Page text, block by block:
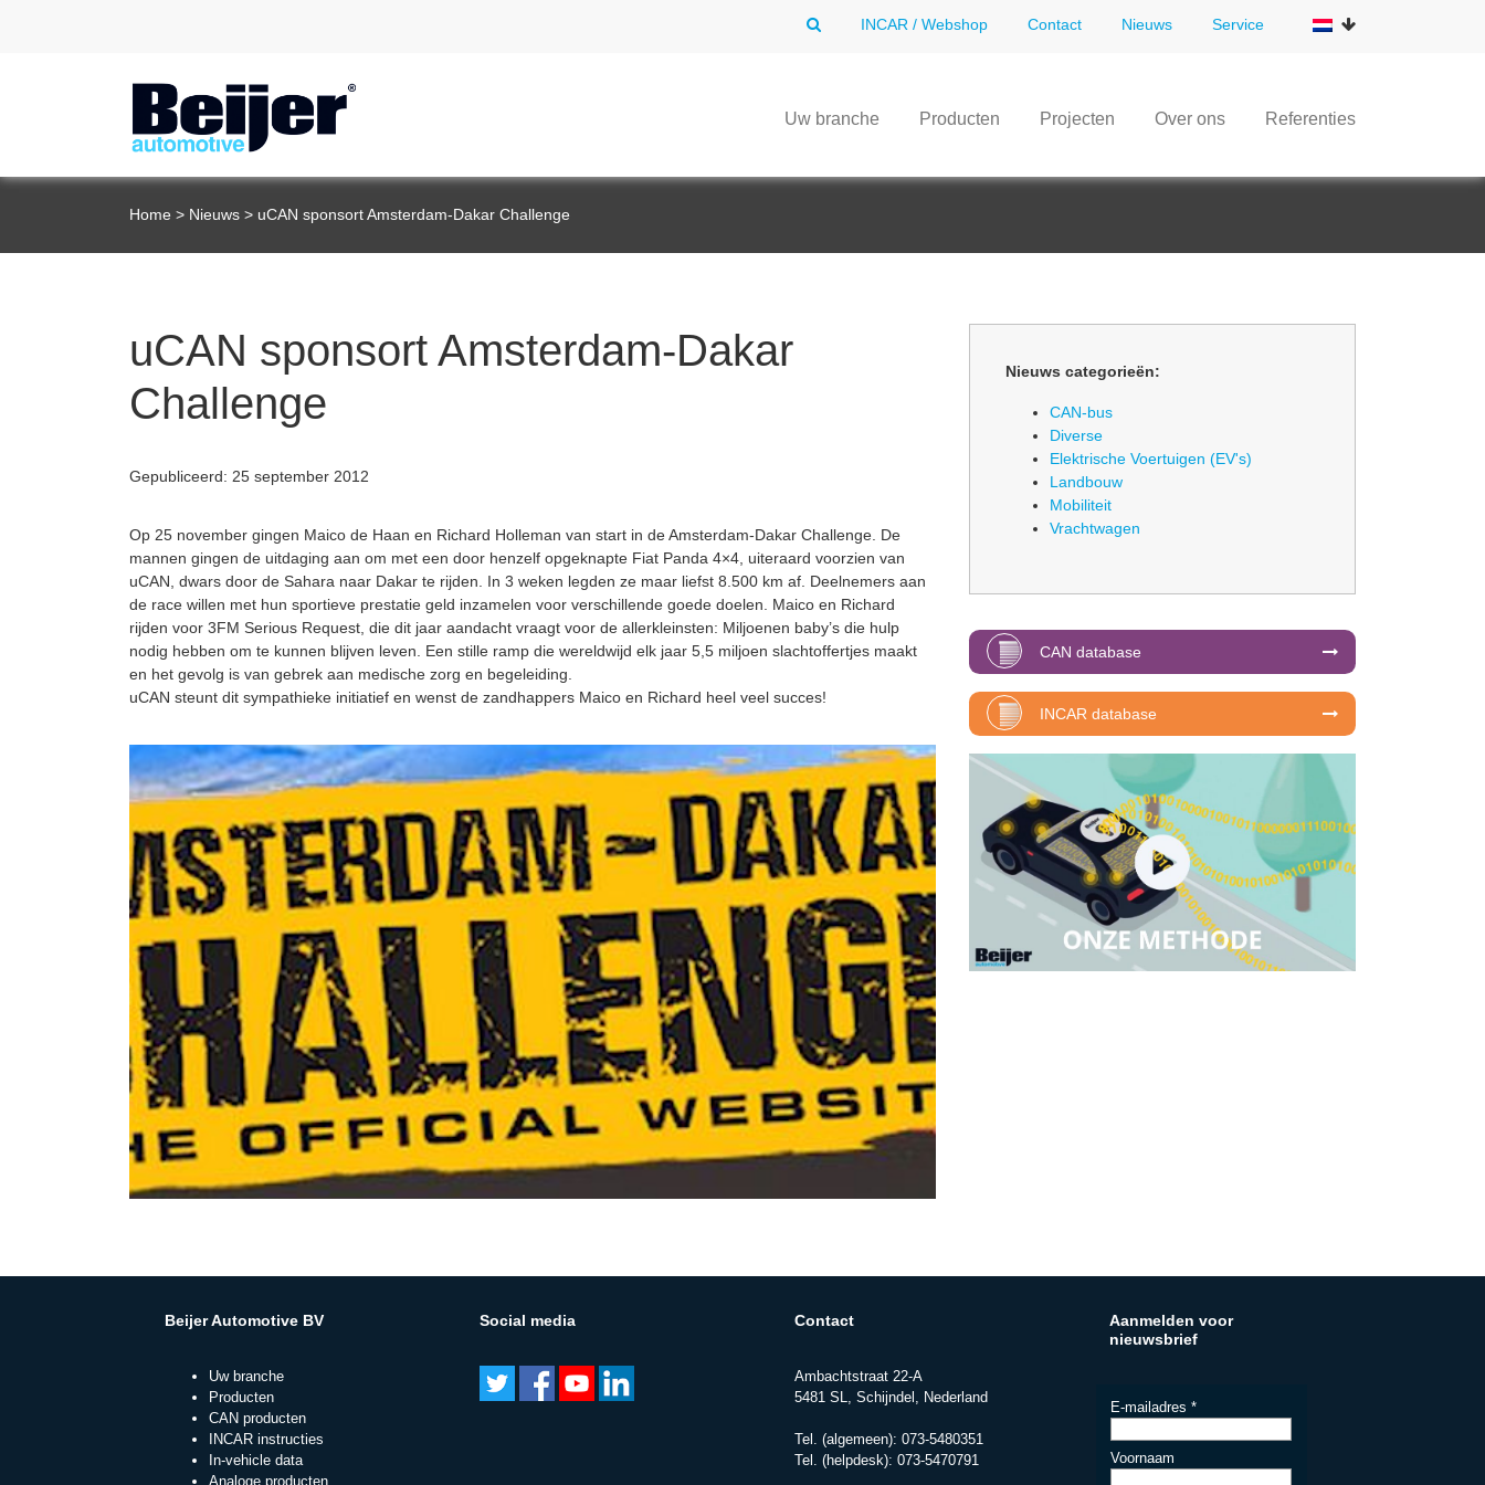
INCAR / Webshop Contact Nieuws Service
Uw branche Producten Projecten Over ons Referenties
Home > Nieuws > uCAN sponsort Amsterdam-Dakar Challenge
uCAN sponsort Amsterdam-Dakar
Challenge
Gepubliceerd: 25 september 2012
Op 25 november gingen Maico de Haan en Richard Holleman van start in de Amsterdam-Dakar Challenge. De
mannen gingen de uitdaging aan om met een door henzelf opgeknapte Fiat Panda 4×4, uiteraard voorzien van
uCAN, dwars door de Sahara naar Dakar te rijden. In 3 weken legden ze maar liefst 8.500 km af. Deelnemers aan
de race willen met hun sportieve prestatie geld inzamelen voor verschillende goede doelen. Maico en Richard
rijden voor 3FM Serious Request, die dit jaar aandacht vraagt voor de allerkleinsten: Miljoenen baby’s die hulp
nodig hebben om te kunnen blijven leven. Een stille ramp die wereldwijd elk jaar 5,5 miljoen slachtoffertjes maakt
en het gevolg is van gebrek aan medische zorg en begeleiding.
uCAN steunt dit sympathieke initiatief en wenst de zandhappers Maico en Richard heel veel succes!
Nieuws categorieën:
CAN-bus
Diverse
Elektrische Voertuigen (EV's)
Landbouw
Mobiliteit
Vrachtwagen
CAN database
INCAR database
Beijer Automotive BV
Uw branche
Producten
CAN producten
INCAR instructies
In-vehicle data
Analoge producten
Social media Contact
Ambachtstraat 22-A
5481 SL, Schijndel, Nederland
Tel. (algemeen): 073-5480351
Tel. (helpdesk): 073-5470791
Aanmelden voor
nieuwsbrief